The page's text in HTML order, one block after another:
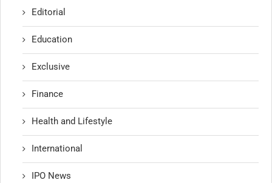
Editorial
Education
Exclusive
Finance
Health and Lifestyle
International
IPO News